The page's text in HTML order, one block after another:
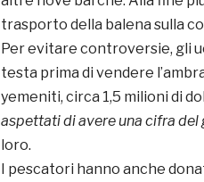
trasporto della balena sulla
Per evitare controversie, gli
testa prima di vendere
yemeniti, circa 1,5 milioni di
aspettati di avere una cifra del
loro.
I pescatori hanno anche